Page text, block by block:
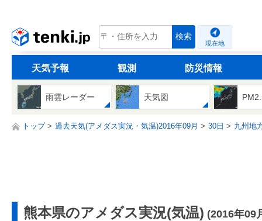
tenki.jp 検索
現在地
天気予報 観測 防災情報
雨雲レーダー 天気図
トップ 過去天気(アメダス実況・気温)2016年09月 30日 九州地
熊本県のアメダス実況(気温) (2016年09